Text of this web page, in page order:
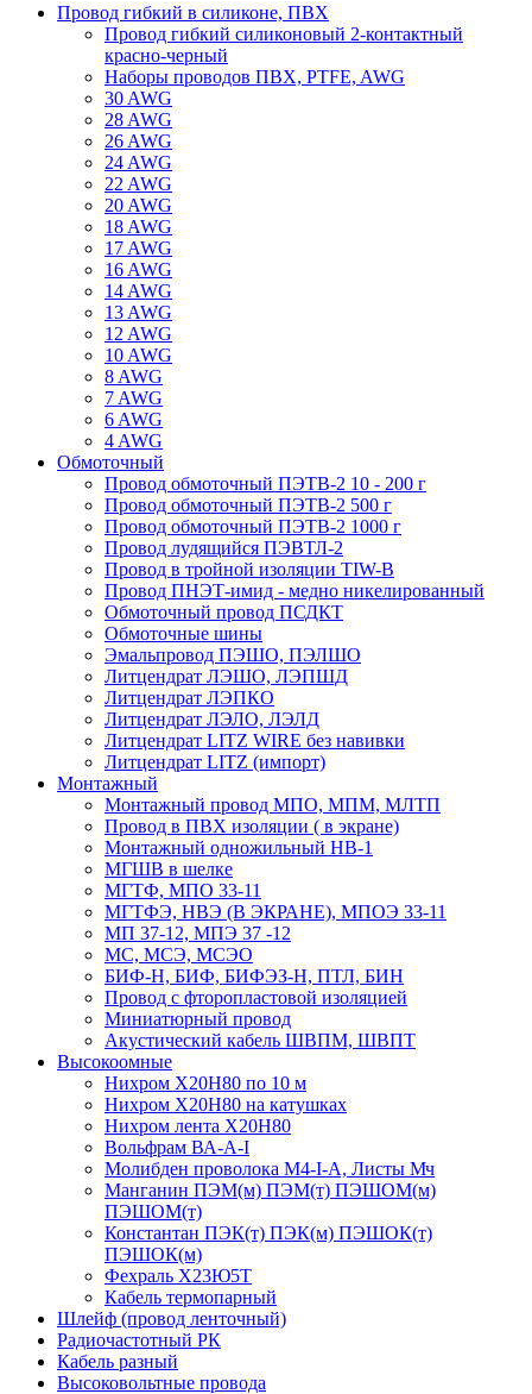
Провод гибкий в силиконе, ПВХ
Провод гибкий силиконовый 2-контактный
красно-черный
Наборы проводов ПВХ, PTFE, AWG
30 AWG
28 AWG
26 AWG
24 AWG
22 AWG
20 AWG
18 AWG
17 AWG
16 AWG
14 AWG
13 AWG
12 AWG
10 AWG
8 AWG
7 AWG
6 AWG
4 AWG
Обмоточный
Провод обмоточный ПЭТВ-2 10 - 200 г
Провод обмоточный ПЭТВ-2 500 г
Провод обмоточный ПЭТВ-2 1000 г
Провод лудящийся ПЭВТЛ-2
Провод в тройной изоляции TIW-B
Провод ПНЭТ-имид - медно никелированный
Обмоточный провод ПСДКТ
Обмоточные шины
Эмальпровод ПЭШО, ПЭЛШО
Литцендрат ЛЭШО, ЛЭПШД
Литцендрат ЛЭПКО
Литцендрат ЛЭЛО, ЛЭЛД
Литцендрат LITZ WIRE без навивки
Литцендрат LITZ (импорт)
Монтажный
Монтажный провод МПО, МПМ, МЛТП
Провод в ПВХ изоляции ( в экране)
Монтажный одножильный HB-1
МГШВ в шелке
МГТФ, МПО 33-11
МГТФЭ, НВЭ (В ЭКРАНЕ), МПОЭ 33-11
МП 37-12, МПЭ 37 -12
МС, МСЭ, МСЭО
БИФ-Н, БИФ, БИФЭЗ-Н, ПТЛ, БИН
Провод с фторопластовой изоляцией
Миниатюрный провод
Акустический кабель ШВПМ, ШВПТ
Высокоомные
Нихром Х20Н80 по 10 м
Нихром Х20Н80 на катушках
Нихром лента Х20Н80
Вольфрам ВА-А-I
Молибден проволока М4-I-А, Листы Мч
Манганин ПЭМ(м) ПЭМ(т) ПЭШОМ(м)
ПЭШОМ(т)
Константан ПЭК(т) ПЭК(м) ПЭШОК(т)
ПЭШОК(м)
Фехраль Х23Ю5Т
Кабель термопарный
Шлейф (провод ленточный)
Радиочастотный РК
Кабель разный
Высоковольтные провода